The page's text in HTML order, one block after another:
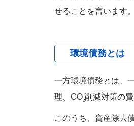
せることを言います
環境債務とは
一方環境債務とは、
理、CO2削減対策の
このうち、資産除去